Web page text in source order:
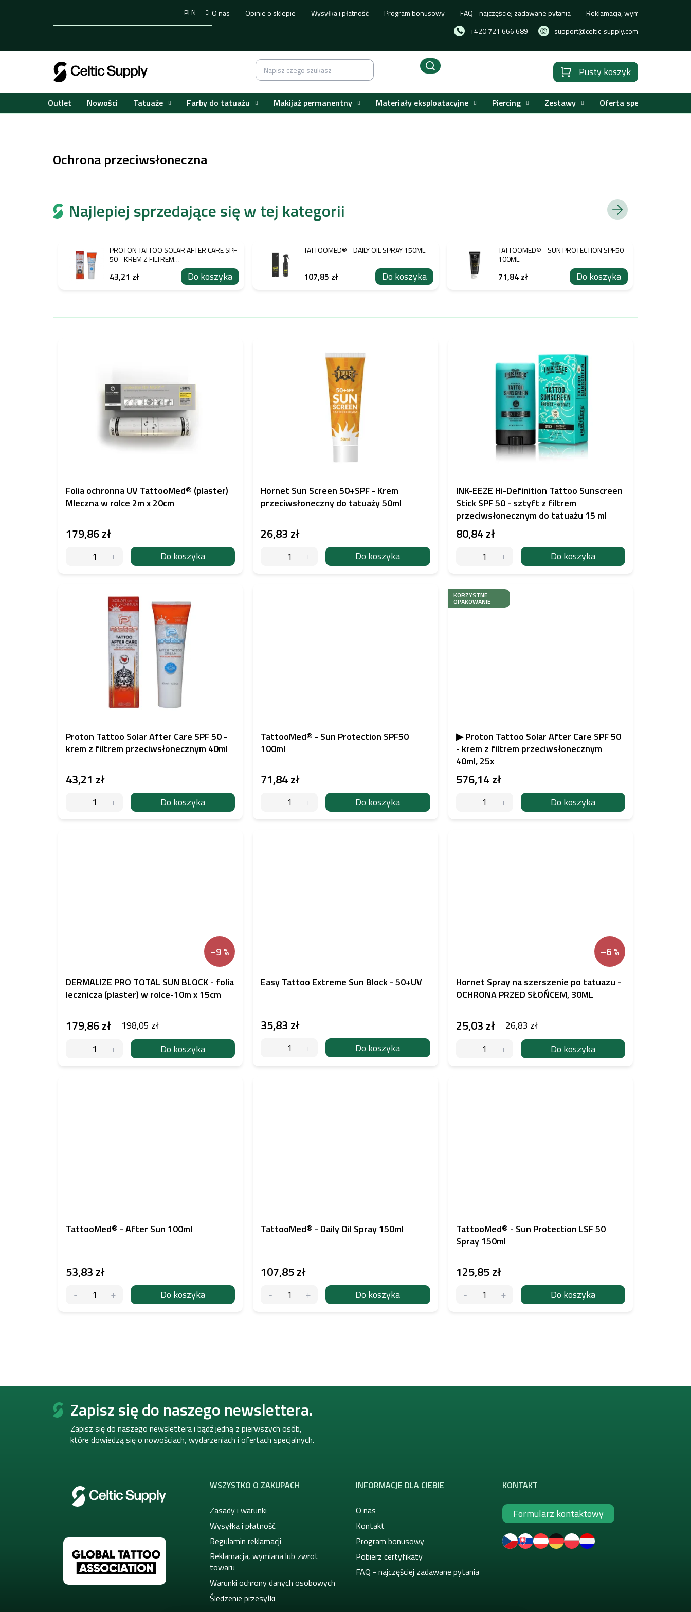
+420 721 666 689 support@celtic-supply.com
O nas Opinie o sklepie Wysyłka i płatność Program bonusowy FAQ - najczęściej zadawane pytania Reklamacja, wymiana lub zwrot
PLN
KoszykPusty koszyk
Outlet Nowości Tatuaże Farby do tatuażu Makijaż permanentny Materiały eksploatacyjne Piercing Zestawy Oferta specjalna
Ochrona przeciwsłoneczna
Najlepiej sprzedające się w tej kategorii
PROTON TATTOO SOLAR AFTER CARE SPF
50 - KREM Z FILTREM
PRZECIWSŁONECZNYM 40ML
43,21 zł Do koszyka
TATTOOMED® - DAILY OIL SPRAY 150ML
107,85 zł Do koszyka
TATTOOMED® - SUN PROTECTION SPF50
100ML
71,84 zł Do koszyka
Folia ochronna UV TattooMed® (plaster)
Mleczna w rolce 2m x 20cm
179,86 zł
Do koszyka
Hornet Sun Screen 50+SPF - Krem
przeciwsłoneczny do tatuaży 50ml
26,83 zł
Do koszyka
INK-EEZE Hi-Definition Tattoo Sunscreen
Stick SPF 50 - sztyft z filtrem
przeciwsłonecznym do tatuażu 15 ml
80,84 zł
Do koszyka
Proton Tattoo Solar After Care SPF 50 -
krem z filtrem przeciwsłonecznym 40ml
43,21 zł
Do koszyka
TattooMed® - Sun Protection SPF50
100ml
71,84 zł
Do koszyka
KORZYSTNE
OPAKOWANIE
▶ Proton Tattoo Solar After Care SPF 50
- krem z filtrem przeciwsłonecznym
40ml, 25x
576,14 zł
Do koszyka
–9 %
DERMALIZE PRO TOTAL SUN BLOCK - folia
lecznicza (plaster) w rolce-10m x 15cm
198,05 zł
179,86 zł
Do koszyka
Easy Tattoo Extreme Sun Block - 50+UV
35,83 zł
Do koszyka
–6 %
Hornet Spray na szerszenie po tatuazu -
OCHRONA PRZED SŁOŃCEM, 30ML
26,83 zł
25,03 zł
Do koszyka
TattooMed® - After Sun 100ml
53,83 zł
Do koszyka
TattooMed® - Daily Oil Spray 150ml
107,85 zł
Do koszyka
TattooMed® - Sun Protection LSF 50
Spray 150ml
125,85 zł
Do koszyka
r
s
S
Zapisz się do naszego newslettera.
Zapisz się do naszego newslettera i bądź jedną z pierwszych osób,
które dowiedzą się o nowościach, wydarzeniach i ofertach specjalnych.
WSZYSTKO O ZAKUPACH
Zasady i warunki
Wysyłka i płatność
Regulamin reklamacji
Reklamacja, wymiana lub zwrot
towaru
Warunki ochrony danych osobowych
Śledzenie przesyłki
INFORMACJE DLA CIEBIE
O nas
Kontakt
Program bonusowy
Pobierz certyfikaty
FAQ - najczęściej zadawane pytania
KONTAKT
Formularz kontaktowy